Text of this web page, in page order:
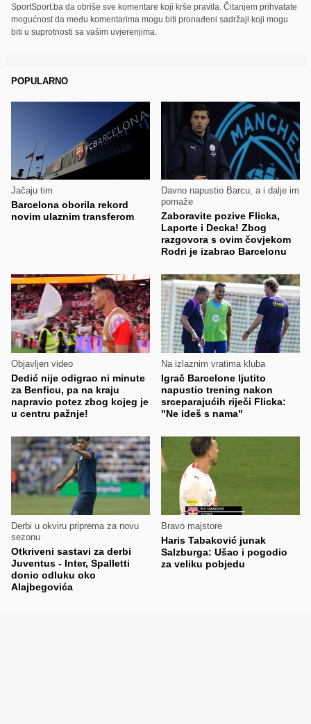
SportSport.ba da obriše sve komentare koji krše pravila. Čitanjem prihvatate
mogućnost da među komentarima mogu biti pronađeni sadržaji koji mogu
biti u suprotnosti sa vašim uvjerenjima.
POPULARNO
Jačaju tim
Barcelona oborila rekord
novim ulaznim transferom
Davno napustio Barcu, a i dalje im
pomaže
Zaboravite pozive Flicka,
Laporte i Decka! Zbog
razgovora s ovim čovjekom
Rodri je izabrao Barcelonu
Objavljen video
Dedić nije odigrao ni minute
za Benficu, pa na kraju
napravio potez zbog kojeg je
u centru pažnje!
Na izlaznim vratima kluba
Igrač Barcelone ljutito
napustio trening nakon
srceparajućih riječi Flicka:
"Ne ideš s nama"
Derbi u okviru priprema za novu
sezonu
Otkriveni sastavi za derbi
Juventus - Inter, Spalletti
donio odluku oko
Alajbegovića
Bravo majstore
Haris Tabaković junak
Salzburga: Ušao i pogodio
za veliku pobjedu